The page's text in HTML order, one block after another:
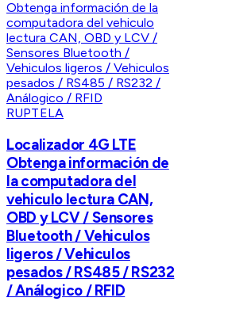
RUPTELA
Localizador 4G LTE
Obtenga información de
la computadora del
vehiculo lectura CAN,
OBD y LCV / Sensores
Bluetooth / Vehiculos
ligeros / Vehiculos
pesados / RS485 / RS232
/ Análogico / RFID